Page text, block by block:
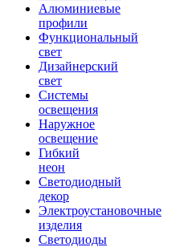
Алюминиевые
профили
Функциональный
свет
Дизайнерский
свет
Системы
освещения
Наружное
освещение
Гибкий
неон
Светодиодный
декор
Электроустановочные
изделия
Светодиоды